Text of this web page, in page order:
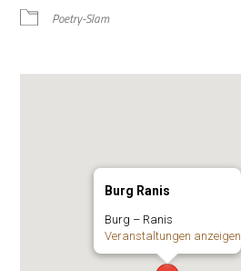
Poetry-Slam
Burg Ranis
Burg – Ranis
Ver­an­stal­tun­gen anzeigen